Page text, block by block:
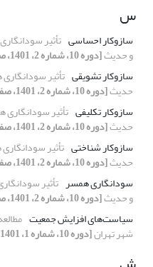
س
سازوکار احساسی تأثیر
و حدیث[دوره 10، شماره 2، 1401، صفحه 123-146]
سازوکار تشویقی تأثیر
حدیث[دوره 10، شماره 2، 1401، صفحه 123-146]
سازوکار تکلیفی تأثیر سودانگاری
حدیث[دوره 10، شماره 2، 1401، صفحه 123-146]
سازوکار شناختی تأثیر
حدیث[دوره 10، شماره 2، 1401، صفحه 123-146]
سودانگاری همسر تأثیر
و حدیث[دوره 10، شماره 2، 1401، صفحه 123-146]
سیاست‌های افزایش جمعیت
شهر تهران[دوره 10، شماره 1، 1401، صفحه 51-90]